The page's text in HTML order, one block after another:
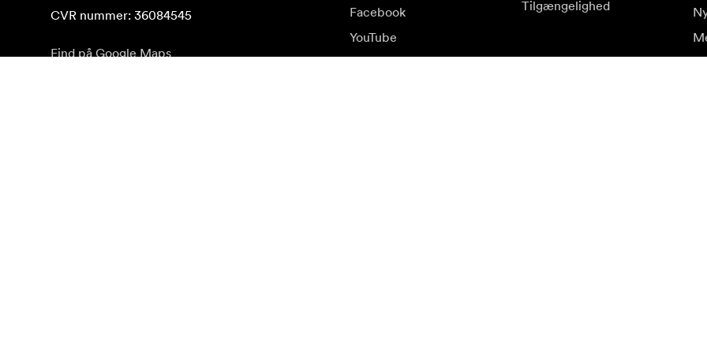
CVR nummer: 36084545
Find på Google Maps
Facebook
YouTube
LinkedIn
Tilgængelighed